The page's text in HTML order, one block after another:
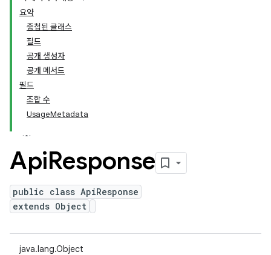
요약
중첩된 클래스
필드
공개 생성자
공개 메서드
필드
조합 수
UsageMetadata
ApiResponse
public class ApiResponse
extends Object
java.lang.Object